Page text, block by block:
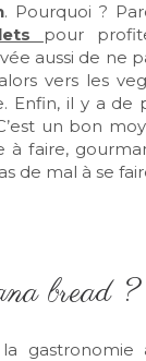
. Pourquoi ?
pour
aussi de ne
vers les
Enfin, il y a de
un bon
à faire,
de mal à se
bread ?
gastronomie